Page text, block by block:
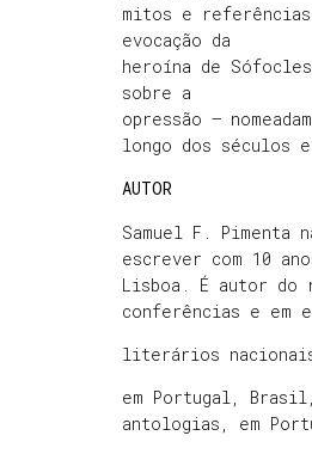
mitos e
evocação da
heroína de
sobre a
opressão –
longo dos séculos
AUTOR
Samuel F. Pimenta
escrever com 10
Lisboa. É autor do
conferências e em
literários
em Portugal,
antologias, em